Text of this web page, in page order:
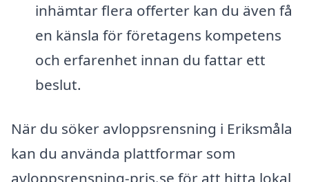
inhämtar flera offerter kan du även få
en känsla för företagens kompetens
och erfarenhet innan du fattar ett
beslut.
När du söker avloppsrensning i Eriksmåla
kan du använda plattformar som
avloppsrensning-pris.se för att hitta lokal